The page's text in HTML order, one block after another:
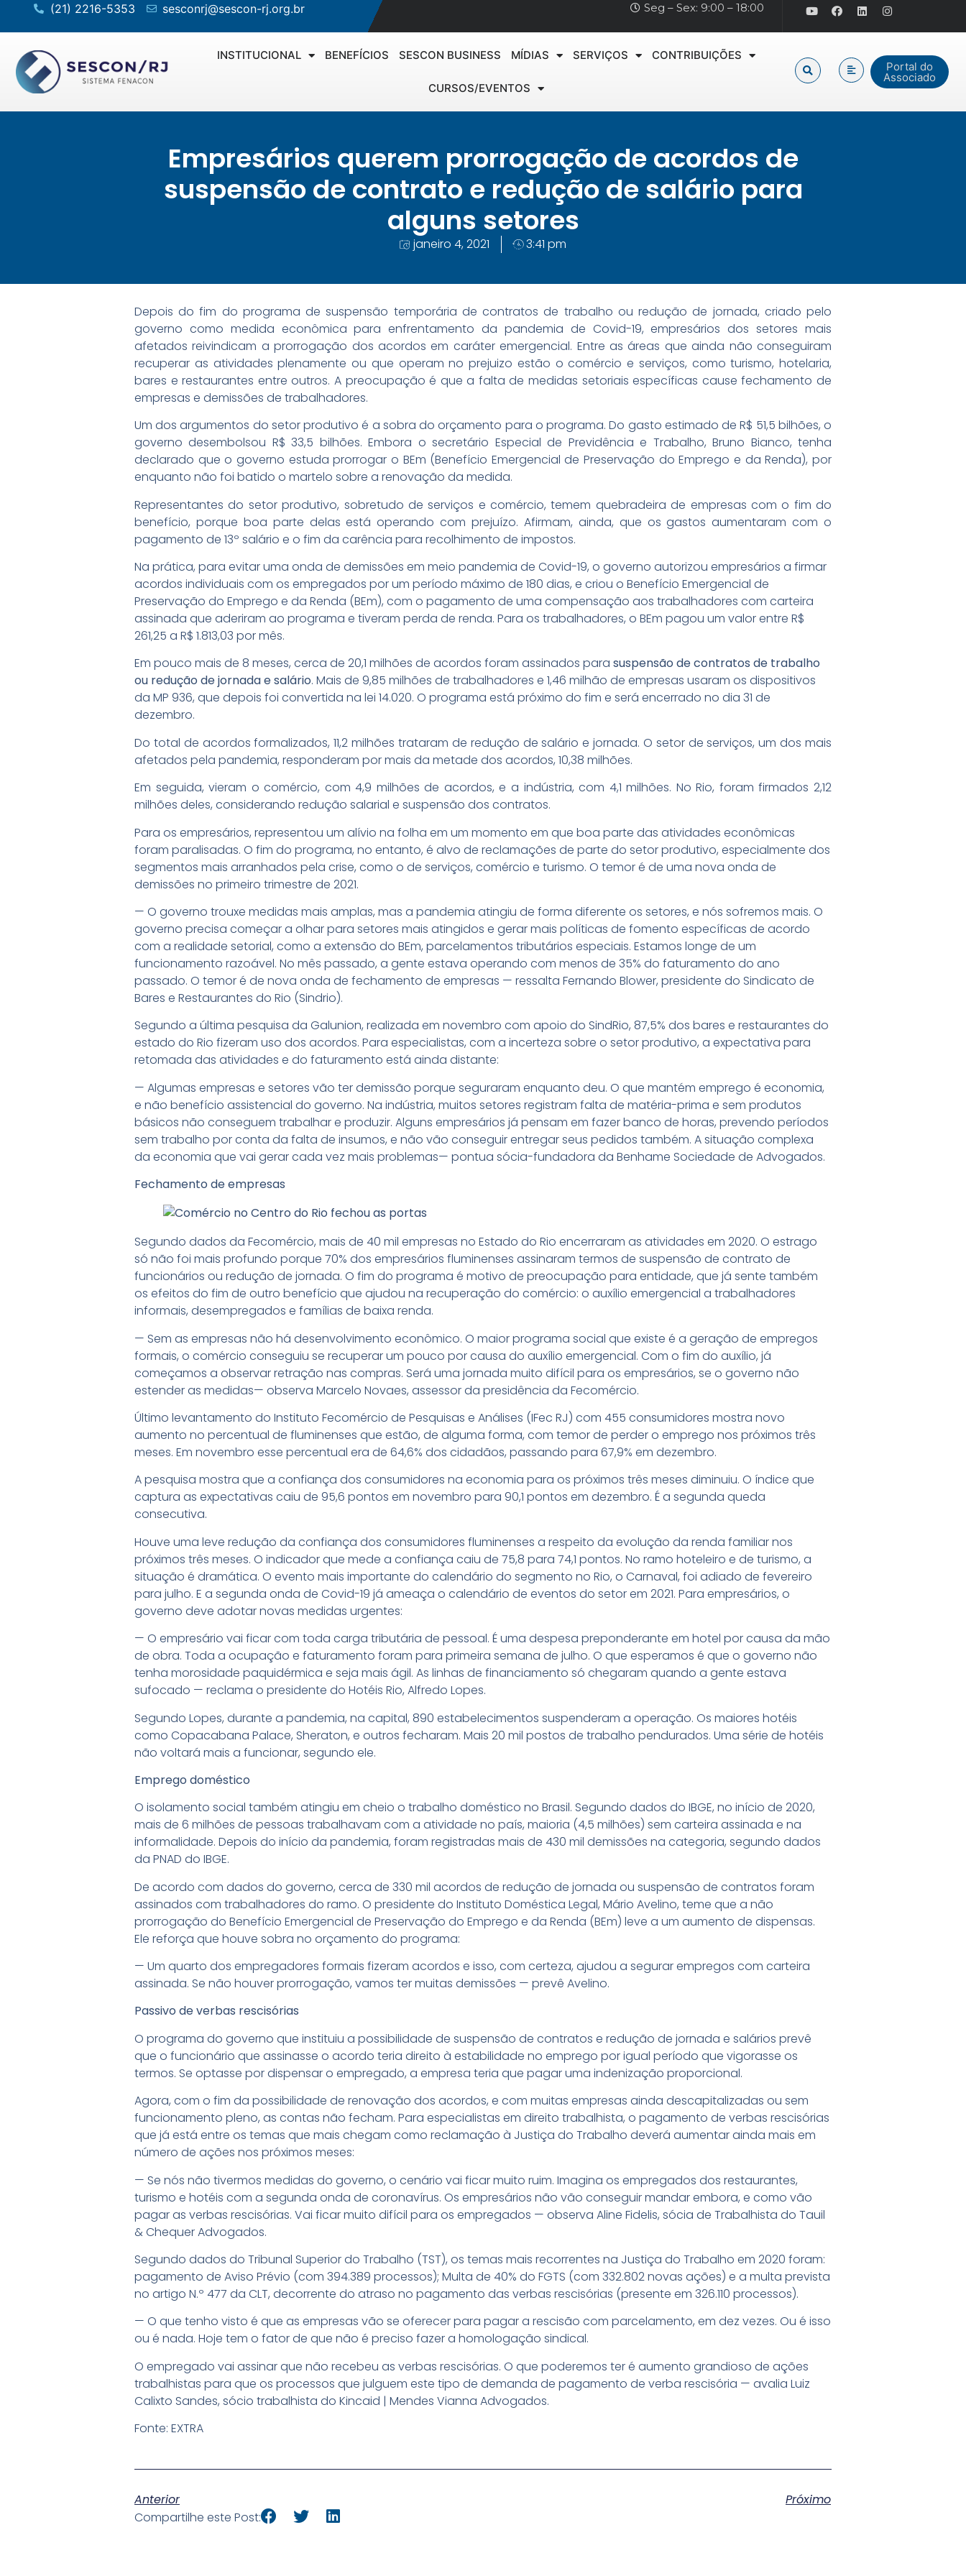
(21) 2216-5353 sesconrj@sescon-rj.org.br Seg – Sex: 9:00 – 18:00
INSTITUCIONAL BENEFÍCIOS SESCON BUSINESS MÍDIAS SERVIÇOS CONTRIBUIÇÕES
CURSOS/EVENTOS
Portal do
Associado
Empresários querem prorrogação de acordos de
suspensão de contrato e redução de salário para
alguns setores
janeiro 4, 2021 3:41 pm
Depois do fim do programa de suspensão temporária de contratos de trabalho ou redução de jornada, criado pelo
governo como medida econômica para enfrentamento da pandemia de Covid-19, empresários dos setores mais
afetados reivindicam a prorrogação dos acordos em caráter emergencial. Entre as áreas que ainda não conseguiram
recuperar as atividades plenamente ou que operam no prejuizo estão o comércio e serviços, como turismo, hotelaria,
bares e restaurantes entre outros. A preocupação é que a falta de medidas setoriais específicas cause fechamento de
empresas e demissões de trabalhadores.
Um dos argumentos do setor produtivo é a sobra do orçamento para o programa. Do gasto estimado de R$ 51,5 bilhões, o
governo desembolsou R$ 33,5 bilhões. Embora o secretário Especial de Previdência e Trabalho, Bruno Bianco, tenha
declarado que o governo estuda prorrogar o BEm (Benefício Emergencial de Preservação do Emprego e da Renda), por
enquanto não foi batido o martelo sobre a renovação da medida.
Representantes do setor produtivo, sobretudo de serviços e comércio, temem quebradeira de empresas com o fim do
benefício, porque boa parte delas está operando com prejuízo. Afirmam, ainda, que os gastos aumentaram com o
pagamento de 13º salário e o fim da carência para recolhimento de impostos.
Na prática, para evitar uma onda de demissões em meio pandemia de Covid-19, o governo autorizou empresários a firmar
acordos individuais com os empregados por um período máximo de 180 dias, e criou o Benefício Emergencial de
Preservação do Emprego e da Renda (BEm), com o pagamento de uma compensação aos trabalhadores com carteira
assinada que aderiram ao programa e tiveram perda de renda. Para os trabalhadores, o BEm pagou um valor entre R$
261,25 a R$ 1.813,03 por mês.
Em pouco mais de 8 meses, cerca de 20,1 milhões de acordos foram assinados para suspensão de contratos de trabalho
ou redução de jornada e salário. Mais de 9,85 milhões de trabalhadores e 1,46 milhão de empresas usaram os dispositivos
da MP 936, que depois foi convertida na lei 14.020. O programa está próximo do fim e será encerrado no dia 31 de
dezembro.
Do total de acordos formalizados, 11,2 milhões trataram de redução de salário e jornada. O setor de serviços, um dos mais
afetados pela pandemia, responderam por mais da metade dos acordos, 10,38 milhões.
Em seguida, vieram o comércio, com 4,9 milhões de acordos, e a indústria, com 4,1 milhões. No Rio, foram firmados 2,12
milhões deles, considerando redução salarial e suspensão dos contratos.
Para os empresários, representou um alívio na folha em um momento em que boa parte das atividades econômicas
foram paralisadas. O fim do programa, no entanto, é alvo de reclamações de parte do setor produtivo, especialmente dos
segmentos mais arranhados pela crise, como o de serviços, comércio e turismo. O temor é de uma nova onda de
demissões no primeiro trimestre de 2021.
— O governo trouxe medidas mais amplas, mas a pandemia atingiu de forma diferente os setores, e nós sofremos mais. O
governo precisa começar a olhar para setores mais atingidos e gerar mais políticas de fomento específicas de acordo
com a realidade setorial, como a extensão do BEm, parcelamentos tributários especiais. Estamos longe de um
funcionamento razoável. No mês passado, a gente estava operando com menos de 35% do faturamento do ano
passado. O temor é de nova onda de fechamento de empresas — ressalta Fernando Blower, presidente do Sindicato de
Bares e Restaurantes do Rio (Sindrio).
Segundo a última pesquisa da Galunion, realizada em novembro com apoio do SindRio, 87,5% dos bares e restaurantes do
estado do Rio fizeram uso dos acordos. Para especialistas, com a incerteza sobre o setor produtivo, a expectativa para
retomada das atividades e do faturamento está ainda distante:
— Algumas empresas e setores vão ter demissão porque seguraram enquanto deu. O que mantém emprego é economia,
e não benefício assistencial do governo. Na indústria, muitos setores registram falta de matéria-prima e sem produtos
básicos não conseguem trabalhar e produzir. Alguns empresários já pensam em fazer banco de horas, prevendo períodos
sem trabalho por conta da falta de insumos, e não vão conseguir entregar seus pedidos também. A situação complexa
da economia que vai gerar cada vez mais problemas— pontua sócia-fundadora da Benhame Sociedade de Advogados.
Fechamento de empresas
Segundo dados da Fecomércio, mais de 40 mil empresas no Estado do Rio encerraram as atividades em 2020. O estrago
só não foi mais profundo porque 70% dos empresários fluminenses assinaram termos de suspensão de contrato de
funcionários ou redução de jornada. O fim do programa é motivo de preocupação para entidade, que já sente também
os efeitos do fim de outro benefício que ajudou na recuperação do comércio: o auxílio emergencial a trabalhadores
informais, desempregados e famílias de baixa renda.
— Sem as empresas não há desenvolvimento econômico. O maior programa social que existe é a geração de empregos
formais, o comércio conseguiu se recuperar um pouco por causa do auxílio emergencial. Com o fim do auxílio, já
começamos a observar retração nas compras. Será uma jornada muito difícil para os empresários, se o governo não
estender as medidas— observa Marcelo Novaes, assessor da presidência da Fecomércio.
Último levantamento do Instituto Fecomércio de Pesquisas e Análises (IFec RJ) com 455 consumidores mostra novo
aumento no percentual de fluminenses que estão, de alguma forma, com temor de perder o emprego nos próximos três
meses. Em novembro esse percentual era de 64,6% dos cidadãos, passando para 67,9% em dezembro.
A pesquisa mostra que a confiança dos consumidores na economia para os próximos três meses diminuiu. O índice que
captura as expectativas caiu de 95,6 pontos em novembro para 90,1 pontos em dezembro. É a segunda queda
consecutiva.
Houve uma leve redução da confiança dos consumidores fluminenses a respeito da evolução da renda familiar nos
próximos três meses. O indicador que mede a confiança caiu de 75,8 para 74,1 pontos. No ramo hoteleiro e de turismo, a
situação é dramática. O evento mais importante do calendário do segmento no Rio, o Carnaval, foi adiado de fevereiro
para julho. E a segunda onda de Covid-19 já ameaça o calendário de eventos do setor em 2021. Para empresários, o
governo deve adotar novas medidas urgentes:
— O empresário vai ficar com toda carga tributária de pessoal. É uma despesa preponderante em hotel por causa da mão
de obra. Toda a ocupação e faturamento foram para primeira semana de julho. O que esperamos é que o governo não
tenha morosidade paquidérmica e seja mais ágil. As linhas de financiamento só chegaram quando a gente estava
sufocado — reclama o presidente do Hotéis Rio, Alfredo Lopes.
Segundo Lopes, durante a pandemia, na capital, 890 estabelecimentos suspenderam a operação. Os maiores hotéis
como Copacabana Palace, Sheraton, e outros fecharam. Mais 20 mil postos de trabalho pendurados. Uma série de hotéis
não voltará mais a funcionar, segundo ele.
Emprego doméstico
O isolamento social também atingiu em cheio o trabalho doméstico no Brasil. Segundo dados do IBGE, no início de 2020,
mais de 6 milhões de pessoas trabalhavam com a atividade no país, maioria (4,5 milhões) sem carteira assinada e na
informalidade. Depois do início da pandemia, foram registradas mais de 430 mil demissões na categoria, segundo dados
da PNAD do IBGE.
De acordo com dados do governo, cerca de 330 mil acordos de redução de jornada ou suspensão de contratos foram
assinados com trabalhadores do ramo. O presidente do Instituto Doméstica Legal, Mário Avelino, teme que a não
prorrogação do Benefício Emergencial de Preservação do Emprego e da Renda (BEm) leve a um aumento de dispensas.
Ele reforça que houve sobra no orçamento do programa:
— Um quarto dos empregadores formais fizeram acordos e isso, com certeza, ajudou a segurar empregos com carteira
assinada. Se não houver prorrogação, vamos ter muitas demissões — prevê Avelino.
Passivo de verbas rescisórias
O programa do governo que instituiu a possibilidade de suspensão de contratos e redução de jornada e salários prevê
que o funcionário que assinasse o acordo teria direito à estabilidade no emprego por igual período que vigorasse os
termos. Se optasse por dispensar o empregado, a empresa teria que pagar uma indenização proporcional.
Agora, com o fim da possibilidade de renovação dos acordos, e com muitas empresas ainda descapitalizadas ou sem
funcionamento pleno, as contas não fecham. Para especialistas em direito trabalhista, o pagamento de verbas rescisórias
que já está entre os temas que mais chegam como reclamação à Justiça do Trabalho deverá aumentar ainda mais em
número de ações nos próximos meses:
— Se nós não tivermos medidas do governo, o cenário vai ficar muito ruim. Imagina os empregados dos restaurantes,
turismo e hotéis com a segunda onda de coronavírus. Os empresários não vão conseguir mandar embora, e como vão
pagar as verbas rescisórias. Vai ficar muito difícil para os empregados — observa Aline Fidelis, sócia de Trabalhista do Tauil
& Chequer Advogados.
Segundo dados do Tribunal Superior do Trabalho (TST), os temas mais recorrentes na Justiça do Trabalho em 2020 foram:
pagamento de Aviso Prévio (com 394.389 processos); Multa de 40% do FGTS (com 332.802 novas ações) e a multa prevista
no artigo N.º 477 da CLT, decorrente do atraso no pagamento das verbas rescisórias (presente em 326.110 processos).
— O que tenho visto é que as empresas vão se oferecer para pagar a rescisão com parcelamento, em dez vezes. Ou é isso
ou é nada. Hoje tem o fator de que não é preciso fazer a homologação sindical.
O empregado vai assinar que não recebeu as verbas rescisórias. O que poderemos ter é aumento grandioso de ações
trabalhistas para que os processos que julguem este tipo de demanda de pagamento de verba rescisória — avalia Luiz
Calixto Sandes, sócio trabalhista do Kincaid | Mendes Vianna Advogados.
Fonte: EXTRA
Anterior
Próximo
Compartilhe este Post: